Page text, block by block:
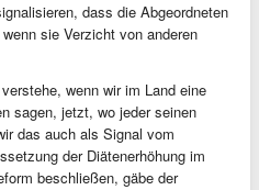
dass die Abgeordneten
sie Verzicht von anderen
wenn wir im Land eine
sagen, jetzt, wo jeder seinen
das auch als Signal vom
der Diätenerhöhung im
beschließen, gäbe der